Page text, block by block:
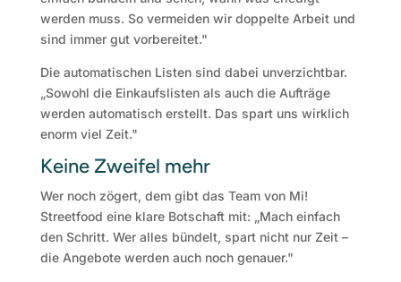
werden muss. So vermeiden wir doppelte Arbeit und
sind immer gut vorbereitet."
Die automatischen Listen sind dabei unverzichtbar.
„Sowohl die Einkaufslisten als auch die Aufträge
werden automatisch erstellt. Das spart uns wirklich
enorm viel Zeit."
Keine Zweifel mehr
Wer noch zögert, dem gibt das Team von Mi!
Streetfood eine klare Botschaft mit: „Mach einfach
den Schritt. Wer alles bündelt, spart nicht nur Zeit –
die Angebote werden auch noch genauer."